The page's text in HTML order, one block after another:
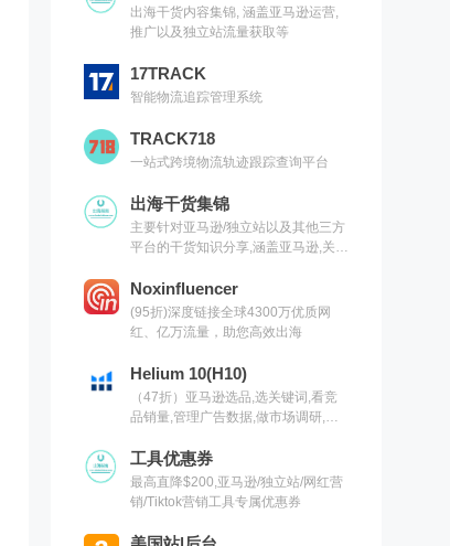
出海干货内容集锦, 涵盖亚马逊运营,
推广以及独立站流量获取等
17TRACK
智能物流追踪管理系统
TRACK718
一站式跨境物流轨迹跟踪查询平台
出海干货集锦
主要针对亚马逊/独立站以及其他三方
平台的干货知识分享,涵盖亚马逊,关键
具以及出海干货集锦,欢迎关注
Noxinfluencer
(95折)深度链接全球4300万优质网
红、亿万流量，助您高效出海
Helium 10(H10)
（47折）亚马逊选品,选关键词,看竞
品销量,管理广告数据,做市场调研,有
工具优惠券
最高直降$200,亚马逊/独立站/网红营
销/Tiktok营销工具专属优惠券